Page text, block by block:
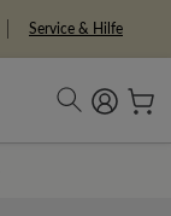
Service & Hilfe